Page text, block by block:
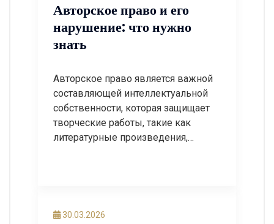
Авторское право и его
нарушение: что нужно
знать
Авторское право является важной
составляющей интеллектуальной
собственности, которая защищает
творческие работы, такие как
литературные произведения,
Законом Украины «Об авторском
30.03.2026